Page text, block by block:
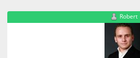
Robert